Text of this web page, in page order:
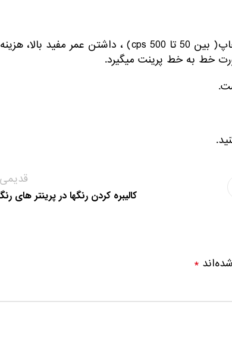
مزایا: داشتن قیمت پایین تر نسبت به انواع دیگر پرینتر، سرعت بالای چاپ( بین 50 تا 500 cps) ، داشتن عمر مفید بالا، هزینه
خط به خط پرینت میگیرد.
کالیبره کردن رنگها در پرینتر های
*